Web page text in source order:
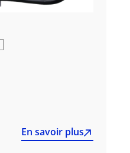
En savoir plus